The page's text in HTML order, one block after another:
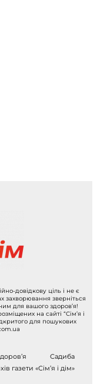
довідкову ціль і не є
зверніться
для вашого здоров’я!
на сайті “Сім’я і
для пошукових
Садиба
газети «Сім’я і дім»